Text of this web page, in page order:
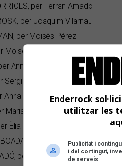
per Ferran Amado
per Joaquim Vilarnau
per Moisès Pérez
Moisès Pérez
Anna de la Salud
Sergi Núñez
Anna Pérez Sarlé
Maria Folqué
Èlia Gea
per Martí Farré
per Èlia Gea
Enderrock
utilitzar les
Publicitat i
i del contingut,
de serveis